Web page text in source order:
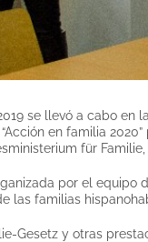
se llevó a cabo en
en familia
für
por el
las familias
Gesetz y otras